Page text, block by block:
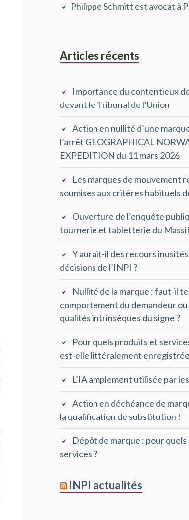
principale
Philippe Schmitt est avocat à
Articles récents
Importance du contentieux
devant le Tribunal de l’Union
Action en nullité d’une
l’arrêt GEOGRAPHICAL
EXPEDITION du 11 mars 2026
Les marques de mouvement
soumises aux critères habituels
Ouverture de l’enquête
tournerie et tabletterie du Massif
Y aurait-il des recours
décisions de l’INPI ?
Nullité de la marque : faut-il
comportement du demandeur
qualités intrinsèques du signe ?
Pour quels produits et
est-elle littéralement
L’IA amplement utilisée par
Action en déchéance de
la qualification de substitution !
Dépôt de marque : pour
services ?
INPI actualités